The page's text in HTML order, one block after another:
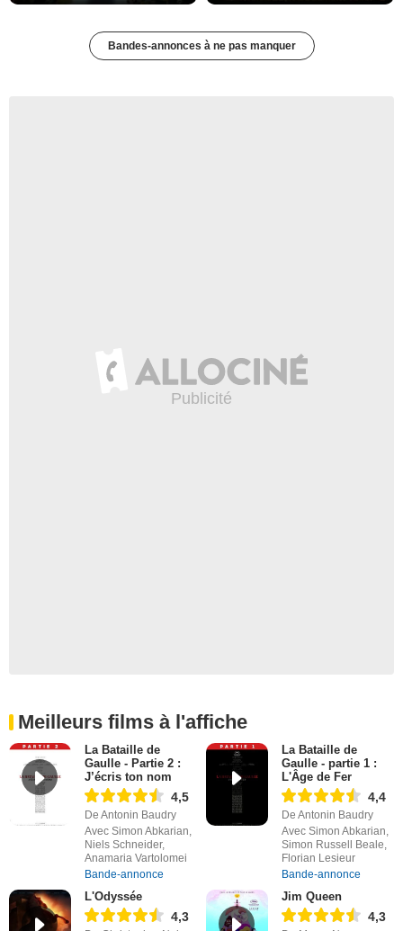
Bandes-annonces à ne pas manquer
Meilleurs films à l'affiche
La Bataille de
Gaulle - Partie 2 :
J’écris ton nom
4,5
De Antonin Baudry
Avec Simon Abkarian,
Niels Schneider,
Anamaria Vartolomei
Bande-annonce
La Bataille de
Gaulle - partie 1 :
L'Âge de Fer
4,4
De Antonin Baudry
Avec Simon Abkarian,
Simon Russell Beale,
Florian Lesieur
Bande-annonce
L'Odyssée
4,3
Jim Queen
4,3